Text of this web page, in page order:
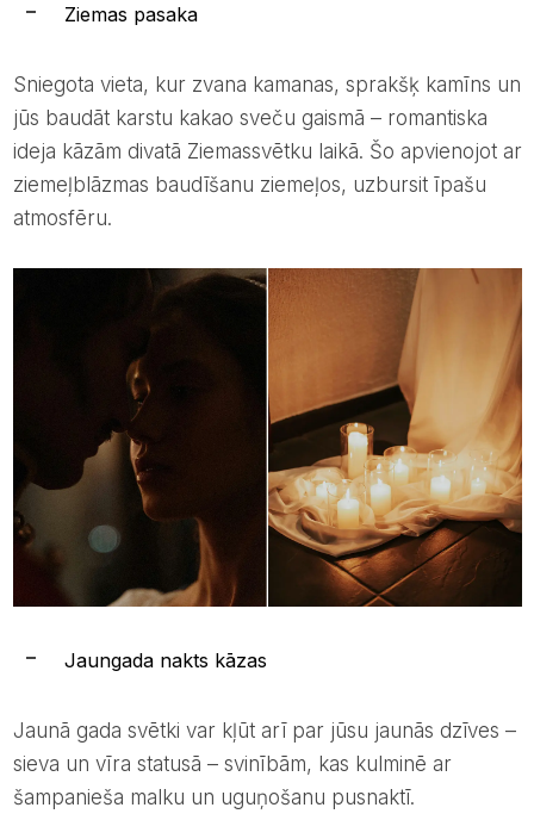
Ziemas pasaka
Sniegota vieta, kur zvana kamanas, sprakšķ kamīns un
jūs baudāt karstu kakao sveču gaismā – romantiska
ideja kāzām divatā Ziemassvētku laikā. Šo apvienojot ar
ziemeļblāzmas baudīšanu ziemeļos, uzbursit īpašu
atmosfēru.
Jaungada nakts kāzas
Jaunā gada svētki var kļūt arī par jūsu jaunās dzīves –
sieva un vīra statusā – svinībām, kas kulminē ar
šampanieša malku un uguņošanu pusnaktī.